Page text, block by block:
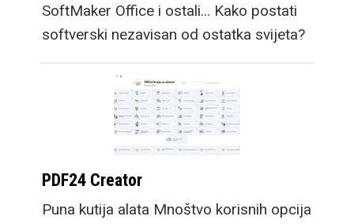
SoftMaker Office i ostali... Kako postati
softverski nezavisan od ostatka svijeta?
PDF24 Creator
Puna kutija alata Mnoštvo korisnih opcija